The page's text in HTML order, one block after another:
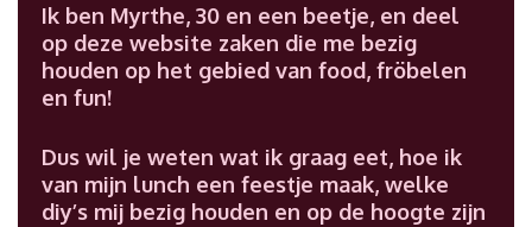
Ik ben Myrthe, 30 en een beetje, en deel
op deze website zaken die me bezig
houden op het gebied van food, fröbelen
en fun!
Dus wil je weten wat ik graag eet, hoe ik
van mijn lunch een feestje maak, welke
diy’s mij bezig houden en op de hoogte zijn